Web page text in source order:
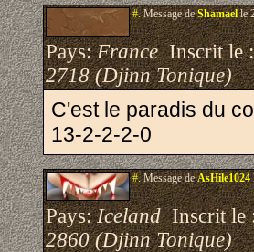
#.Message deShamaelle
Pays:FranceInscrit le
2718 (Djinn Tonique)
C'est le paradis du
13-2-2-2-0
#.Message deAsHile1024
Pays:IcelandInscrit le
2860 (Djinn Tonique)